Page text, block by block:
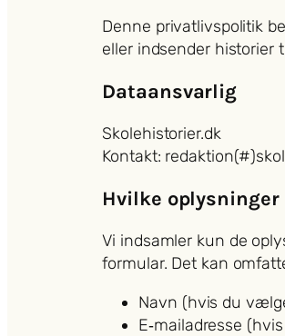
Denne privatlivspolitik
eller indsender historier
Dataansvarlig
Skolehistorier.dk
Kontakt:
Hvilke
Vi indsamler kun de
formular. Det kan
Navn (hvis du
E‑mailadresse